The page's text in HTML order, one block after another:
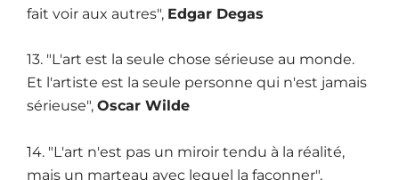
fait voir aux autres", Edgar Degas
13. "L'art est la seule chose sérieuse au monde.
Et l'artiste est la seule personne qui n'est jamais
sérieuse", Oscar Wilde
14. "L'art n'est pas un miroir tendu à la réalité,
mais un marteau avec lequel la façonner",